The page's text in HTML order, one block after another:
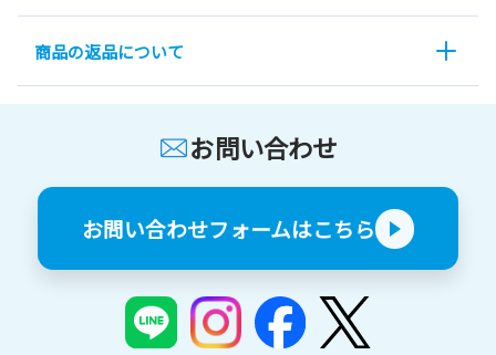
商品の返品について
お問い合わせ
お問い合わせフォームはこちら